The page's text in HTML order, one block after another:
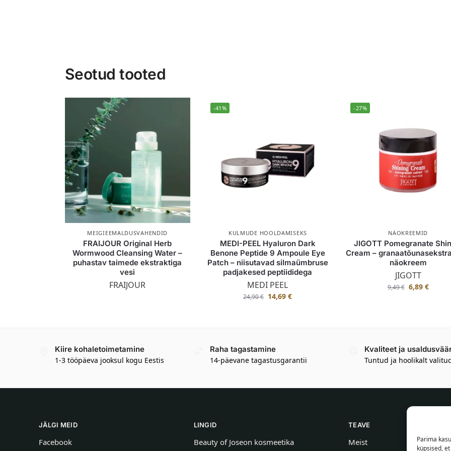
Parima
küpsised,
Seotud tooted
MEIGIEEMALDUSVAHENDID
FRAIJOUR Original Herb
Wormwood Cleansing Water –
puhastav taimede ekstraktiga
vesi
FRAIJOUR
-41%
KULMUDE HOOLDAMISEKS
MEDI-PEEL Hyaluron Dark
Benone Peptide 9 Ampoule Eye
Patch – niisutavad silmaümbruse
padjakesed peptiididega
MEDI PEEL
24,90€ 14,69€
-27%
NÄOKREEMID
JIGOTT Pomegranate
Cream –
näokreem
JIGOTT
9,49€ 6,89 €
Kiire kohaletoimetamine
1-3 tööpäeva jooksul kogu Eestis
Raha tagastamine
14-päevane tagastusgarantii
Kvaliteet ja
Tuntud ja hoolikalt
JÄLGI MEID
Facebook
LINGID
Beauty of Joseon kosmeetika
TEAVE
Meist